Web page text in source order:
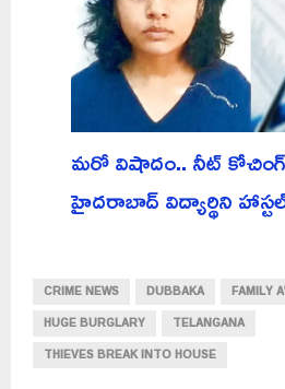
మరో విషాదం.. నీట్ కోచింగ్
హైదరాబాద్ విద్యార్థిని
CRIME NEWS DUBBAKA
FAMILY
HUGE BURGLARY
TELANGANA
THIEVES BREAK INTO HOUSE